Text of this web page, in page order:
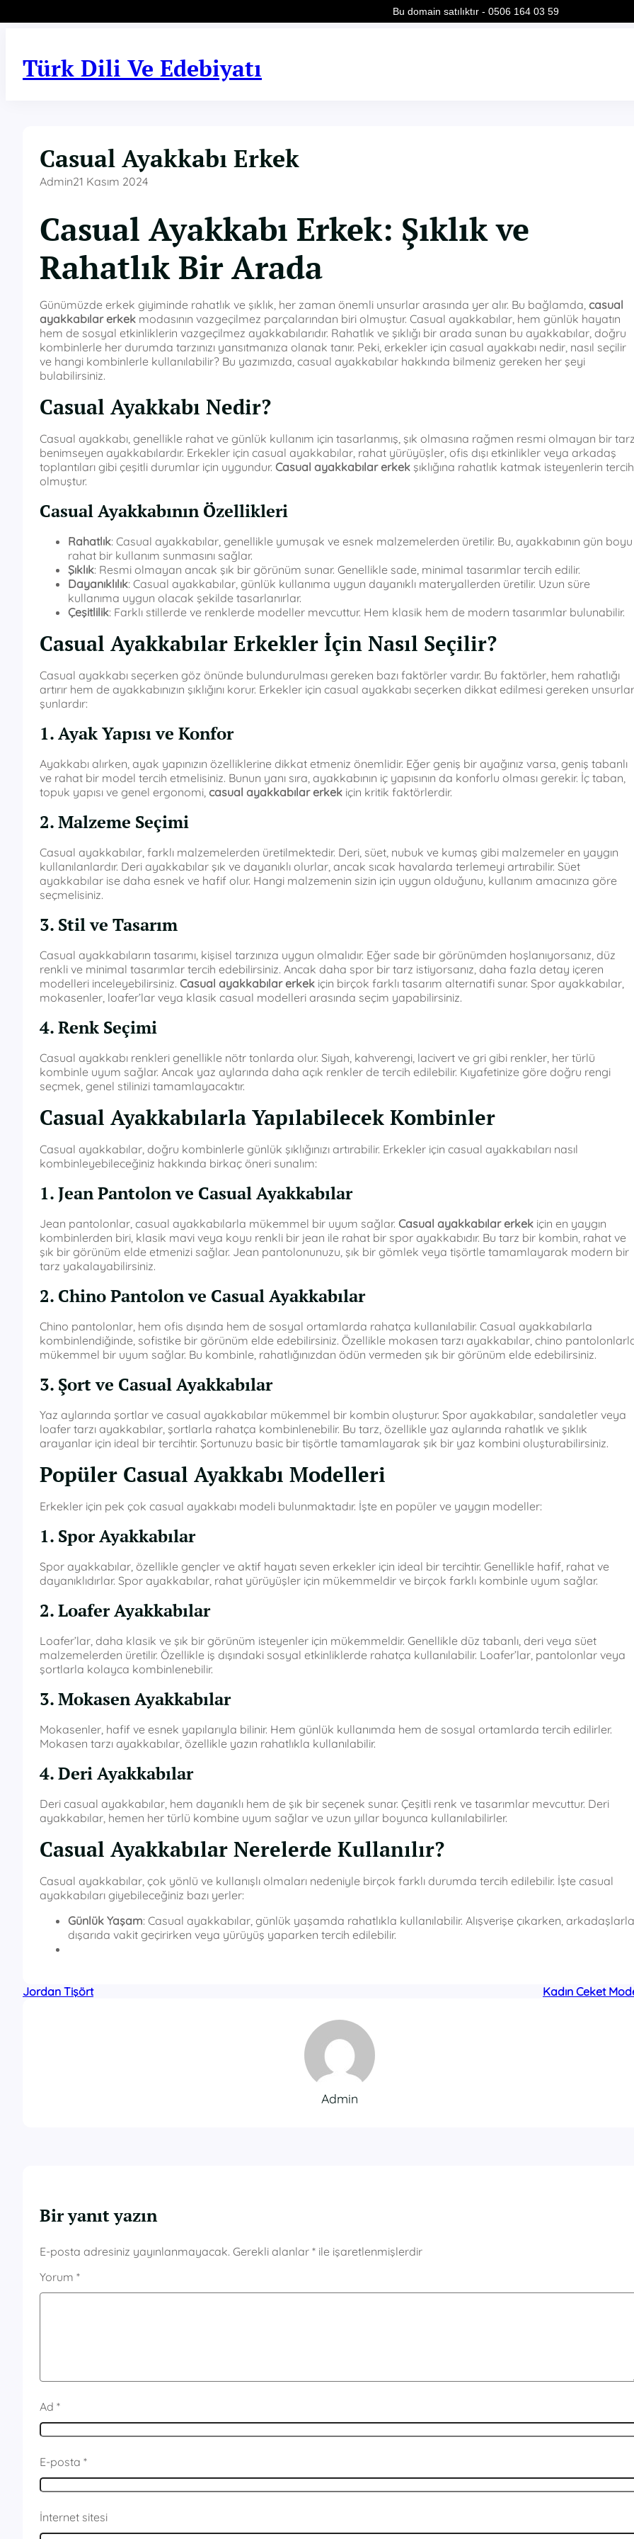
Türk Dili Ve Edebiyatı
Casual Ayakkabı Erkek
Admin21 Kasım 2024
Casual Ayakkabı Erkek: Şıklık ve
Rahatlık Bir Arada
Günümüzde erkek giyiminde rahatlık ve şıklık, her zaman önemli unsurlar arasında yer alır. Bu bağlamda, casual
ayakkabılar erkek modasının vazgeçilmez parçalarından biri olmuştur. Casual ayakkabılar, hem günlük hayatın
hem de sosyal etkinliklerin vazgeçilmez ayakkabılarıdır. Rahatlık ve şıklığı bir arada sunan bu ayakkabılar, doğru
kombinlerle her durumda tarzınızı yansıtmanıza olanak tanır. Peki, erkekler için casual ayakkabı nedir, nasıl seçilir
ve hangi kombinlerle kullanılabilir? Bu yazımızda, casual ayakkabılar hakkında bilmeniz gereken her şeyi
bulabilirsiniz.
Casual Ayakkabı Nedir?
Casual ayakkabı, genellikle rahat ve günlük kullanım için tasarlanmış, şık olmasına rağmen resmi olmayan bir
benimseyen ayakkabılardır. Erkekler için casual ayakkabılar, rahat yürüyüşler, ofis dışı etkinlikler veya arkadaş
toplantıları gibi çeşitli durumlar için uygundur. Casual ayakkabılar erkek şıklığına rahatlık katmak isteyenlerin
olmuştur.
Casual Ayakkabının Özellikleri
Rahatlık: Casual ayakkabılar, genellikle yumuşak ve esnek malzemelerden üretilir. Bu, ayakkabının gün boyu
rahat bir kullanım sunmasını sağlar.
Şıklık: Resmi olmayan ancak şık bir görünüm sunar. Genellikle sade, minimal tasarımlar tercih edilir.
Dayanıklılık: Casual ayakkabılar, günlük kullanıma uygun dayanıklı materyallerden üretilir. Uzun süre
kullanıma uygun olacak şekilde tasarlanırlar.
Çeşitlilik: Farklı stillerde ve renklerde modeller mevcuttur. Hem klasik hem de modern tasarımlar bulunabilir.
Casual Ayakkabılar Erkekler İçin Nasıl Seçilir?
Casual ayakkabı seçerken göz önünde bulundurulması gereken bazı faktörler vardır. Bu faktörler, hem rahatlığı
artırır hem de ayakkabınızın şıklığını korur. Erkekler için casual ayakkabı seçerken dikkat edilmesi gereken unsurlar
şunlardır:
1. Ayak Yapısı ve Konfor
Ayakkabı alırken, ayak yapınızın özelliklerine dikkat etmeniz önemlidir. Eğer geniş bir ayağınız varsa, geniş tabanlı
ve rahat bir model tercih etmelisiniz. Bunun yanı sıra, ayakkabının iç yapısının da konforlu olması gerekir. İç taban,
topuk yapısı ve genel ergonomi, casual ayakkabılar erkek için kritik faktörlerdir.
2. Malzeme Seçimi
Casual ayakkabılar, farklı malzemelerden üretilmektedir. Deri, süet, nubuk ve kumaş gibi malzemeler en yaygın
kullanılanlardır. Deri ayakkabılar şık ve dayanıklı olurlar, ancak sıcak havalarda terlemeyi artırabilir. Süet
ayakkabılar ise daha esnek ve hafif olur. Hangi malzemenin sizin için uygun olduğunu, kullanım amacınıza göre
seçmelisiniz.
3. Stil ve Tasarım
Casual ayakkabıların tasarımı, kişisel tarzınıza uygun olmalıdır. Eğer sade bir görünümden hoşlanıyorsanız, düz
renkli ve minimal tasarımlar tercih edebilirsiniz. Ancak daha spor bir tarz istiyorsanız, daha fazla detay içeren
modelleri inceleyebilirsiniz. Casual ayakkabılar erkek için birçok farklı tasarım alternatifi sunar. Spor ayakkabılar,
mokasenler, loafer’lar veya klasik casual modelleri arasında seçim yapabilirsiniz.
4. Renk Seçimi
Casual ayakkabı renkleri genellikle nötr tonlarda olur. Siyah, kahverengi, lacivert ve gri gibi renkler, her türlü
kombinle uyum sağlar. Ancak yaz aylarında daha açık renkler de tercih edilebilir. Kıyafetinize göre doğru rengi
seçmek, genel stilinizi tamamlayacaktır.
Casual Ayakkabılarla Yapılabilecek Kombinler
Casual ayakkabılar, doğru kombinlerle günlük şıklığınızı artırabilir. Erkekler için casual ayakkabıları nasıl
kombinleyebileceğiniz hakkında birkaç öneri sunalım:
1. Jean Pantolon ve Casual Ayakkabılar
Jean pantolonlar, casual ayakkabılarla mükemmel bir uyum sağlar. Casual ayakkabılar erkek için en yaygın
kombinlerden biri, klasik mavi veya koyu renkli bir jean ile rahat bir spor ayakkabıdır. Bu tarz bir kombin, rahat ve
şık bir görünüm elde etmenizi sağlar. Jean pantolonunuzu, şık bir gömlek veya tişörtle tamamlayarak modern bir
tarz yakalayabilirsiniz.
2. Chino Pantolon ve Casual Ayakkabılar
Chino pantolonlar, hem ofis dışında hem de sosyal ortamlarda rahatça kullanılabilir. Casual ayakkabılarla
kombinlendiğinde, sofistike bir görünüm elde edebilirsiniz. Özellikle mokasen tarzı ayakkabılar, chino
mükemmel bir uyum sağlar. Bu kombinle, rahatlığınızdan ödün vermeden şık bir görünüm elde edebilirsiniz.
3. Şort ve Casual Ayakkabılar
Yaz aylarında şortlar ve casual ayakkabılar mükemmel bir kombin oluşturur. Spor ayakkabılar, sandaletler veya
loafer tarzı ayakkabılar, şortlarla rahatça kombinlenebilir. Bu tarz, özellikle yaz aylarında rahatlık ve şıklık
arayanlar için ideal bir tercihtir. Şortunuzu basic bir tişörtle tamamlayarak şık bir yaz kombini oluşturabilirsiniz.
Popüler Casual Ayakkabı Modelleri
Erkekler için pek çok casual ayakkabı modeli bulunmaktadır. İşte en popüler ve yaygın modeller:
1. Spor Ayakkabılar
Spor ayakkabılar, özellikle gençler ve aktif hayatı seven erkekler için ideal bir tercihtir. Genellikle hafif, rahat ve
dayanıklıdırlar. Spor ayakkabılar, rahat yürüyüşler için mükemmeldir ve birçok farklı kombinle uyum sağlar.
2. Loafer Ayakkabılar
Loafer’lar, daha klasik ve şık bir görünüm isteyenler için mükemmeldir. Genellikle düz tabanlı, deri veya süet
malzemelerden üretilir. Özellikle iş dışındaki sosyal etkinliklerde rahatça kullanılabilir. Loafer’lar, pantolonlar veya
şortlarla kolayca kombinlenebilir.
3. Mokasen Ayakkabılar
Mokasenler, hafif ve esnek yapılarıyla bilinir. Hem günlük kullanımda hem de sosyal ortamlarda tercih edilirler.
Mokasen tarzı ayakkabılar, özellikle yazın rahatlıkla kullanılabilir.
4. Deri Ayakkabılar
Deri casual ayakkabılar, hem dayanıklı hem de şık bir seçenek sunar. Çeşitli renk ve tasarımlar mevcuttur. Deri
ayakkabılar, hemen her türlü kombine uyum sağlar ve uzun yıllar boyunca kullanılabilirler.
Casual Ayakkabılar Nerelerde Kullanılır?
Casual ayakkabılar, çok yönlü ve kullanışlı olmaları nedeniyle birçok farklı durumda tercih edilebilir. İşte casual
ayakkabıları giyebileceğiniz bazı yerler:
Günlük Yaşam: Casual ayakkabılar, günlük yaşamda rahatlıkla kullanılabilir. Alışverişe çıkarken, arkadaşlarla
dışarıda vakit geçirirken veya yürüyüş yaparken tercih edilebilir.
Jordan Tişört Kadın Ceket
Admin
Bir yanıt yazın
E-posta adresiniz yayınlanmayacak. Gerekli alanlar * ile işaretlenmişlerdir
Yorum *
Ad *
E-posta *
İnternet sitesi
Bu domain satılıktır - 0506 164 03 59